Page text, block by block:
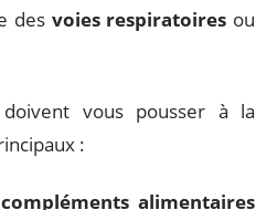
des voies respiratoires ou
vous pousser à la
:
alimentaires